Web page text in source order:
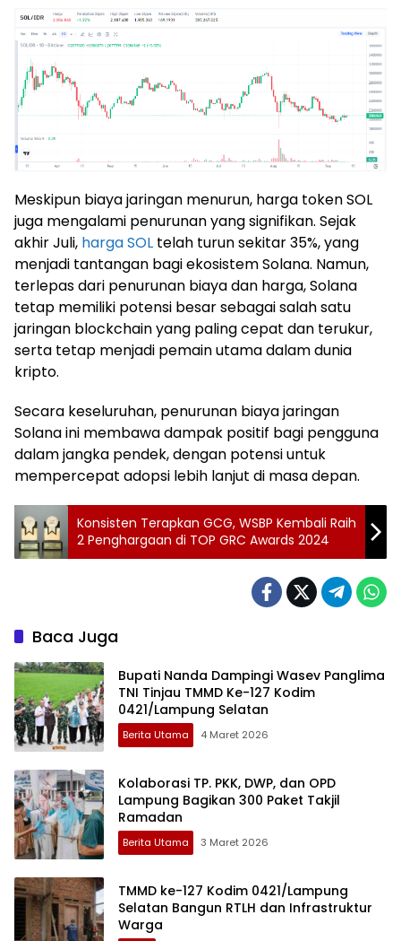
Meskipun biaya jaringan menurun, harga token SOL
juga mengalami penurunan yang signifikan. Sejak
akhir Juli, harga SOL telah turun sekitar 35%, yang
menjadi tantangan bagi ekosistem Solana. Namun,
terlepas dari penurunan biaya dan harga, Solana
tetap memiliki potensi besar sebagai salah satu
jaringan blockchain yang paling cepat dan terukur,
serta tetap menjadi pemain utama dalam dunia
kripto.
Secara keseluruhan, penurunan biaya jaringan
Solana ini membawa dampak positif bagi pengguna
dalam jangka pendek, dengan potensi untuk
mempercepat adopsi lebih lanjut di masa depan.
Konsisten Terapkan GCG, WSBP Kembali Raih
2 Penghargaan di TOP GRC Awards 2024
Baca Juga
Bupati Nanda Dampingi Wasev Panglima
TNI Tinjau TMMD Ke-127 Kodim
0421/Lampung Selatan
Berita Utama 4 Maret 2026
Kolaborasi TP. PKK, DWP, dan OPD
Lampung Bagikan 300 Paket Takjil
Ramadan
Berita Utama 3 Maret 2026
TMMD ke-127 Kodim 0421/Lampung
Selatan Bangun RTLH dan Infrastruktur
Warga